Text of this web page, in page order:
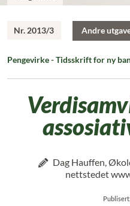
o
Nr. 2013/3 Andre
Pengevirke - Tidsskrift for ny
Dag Hauffen,
nettstedet